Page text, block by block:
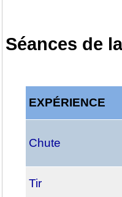
Séances de
EXPÉRIENCE
Chute
Tir